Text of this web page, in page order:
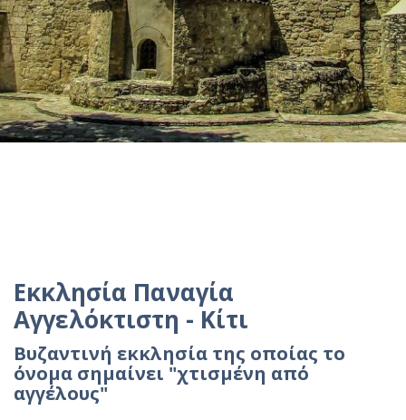
Εκκλησία Παναγία
Αγγελόκτιστη - Κίτι
Βυζαντινή εκκλησία της οποίας το
όνομα σημαίνει "χτισμένη από
αγγέλους"